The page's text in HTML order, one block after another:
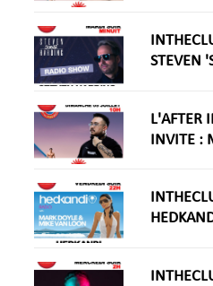
STEVEN
L'AFTER
INVITE :